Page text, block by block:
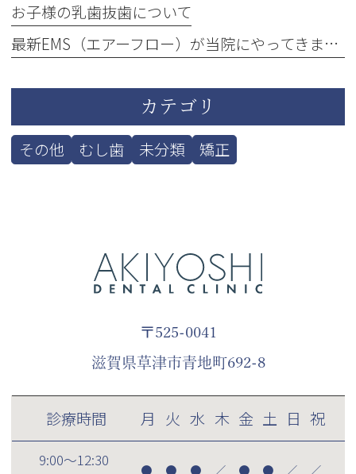
お子様の乳歯抜歯について
最新EMS（エアーフロー）が当院にやってきました！
カテゴリ
その他 むし歯 未分類 矯正
〒525-0041
滋賀県草津市青地町692-8
診療時間 月 火 水 木 金 土 日 祝
9:00～12:30
● ● ● ／ ● ● ／ ／